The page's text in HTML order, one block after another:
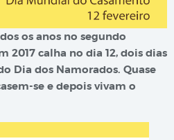
os anos no segundo
2017 calha no dia 12, dois dias
Dia dos Namorados. Quase
se e depois vivam o